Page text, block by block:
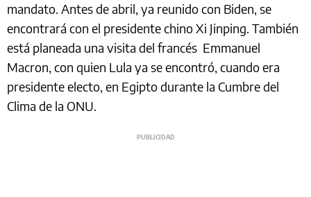
mandato. Antes de abril, ya reunido con Biden, se
encontrará con el presidente chino Xi Jinping. También
está planeada una visita del francés Emmanuel
Macron, con quien Lula ya se encontró, cuando era
presidente electo, en Egipto durante la Cumbre del
Clima de la ONU.